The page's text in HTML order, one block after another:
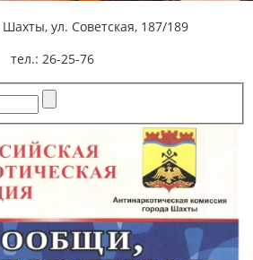
Шахты, ул. Советская, 187/189
тел.: 26-25-76